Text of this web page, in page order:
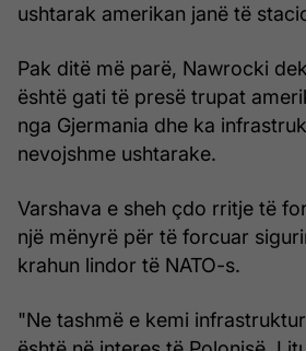
ushtarak amerikan janë të
Pak ditë më parë, Nawrocki
është gati të presë trupat
nga Gjermania dhe ka
nevojshme ushtarake.
Varshava e sheh çdo rritje të
një mënyrë për të forcuar
krahun lindor të NATO-s.
"Ne tashmë e kemi